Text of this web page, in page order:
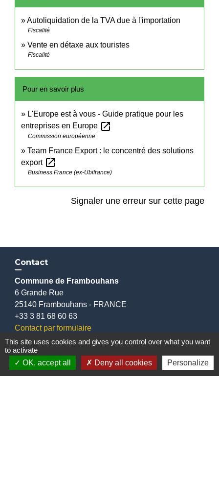
Autoliquidation de la TVA due à l'importation
Fiscalité
Vente en détaxe aux touristes
Fiscalité
Pour en savoir plus
L'Europe est à vous - Guide pratique pour les
entreprises en Europe open_in_new
Commission européenne
Team France Export : le concentré des solutions
export open_in_new
Business France (ex-Ubifrance)
Signaler une erreur sur cette page
Contact
Commune de Frambouhans
6 Grande Rue
25140 Frambouhans - FRANCE
+33 3 81 68 60 63
Contact par formulaire
This site uses cookies and gives you control over what you want
to activate
OK, accept all
Deny all cookies Personalize